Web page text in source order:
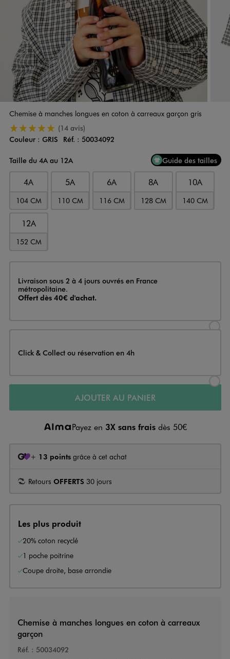
Chemise à manches longues en coton à carreaux garçon gris
5/5 de moyenne(14 avis)
Couleur
Couleur : GRIS Réf. : 50034092
Taille du 4A au 12A
Guide des tailles
4A
104 CM
5A
110 CM
6A
116 CM
8A
128 CM
10A
140 CM
12A
152 CM
Livraison
Livraison sous 2 à 4 jours ouvrés en France
métropolitaine.
Offert dès 40€ d'achat.
Click & Collect ou réservation en 4h
AJOUTER AU PANIER
Payez en 3X sans frais dès 50€
+ 13 points grâce à cet achat
Retours OFFERTS 30 jours
Les plus produit
20% coton recyclé
1 poche poitrine
Coupe droite, base arrondie
Chemise à manches longues en coton à carreaux
garçon
Réf. : 50034092